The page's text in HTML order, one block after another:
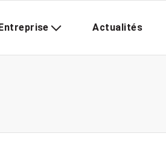
Actualités